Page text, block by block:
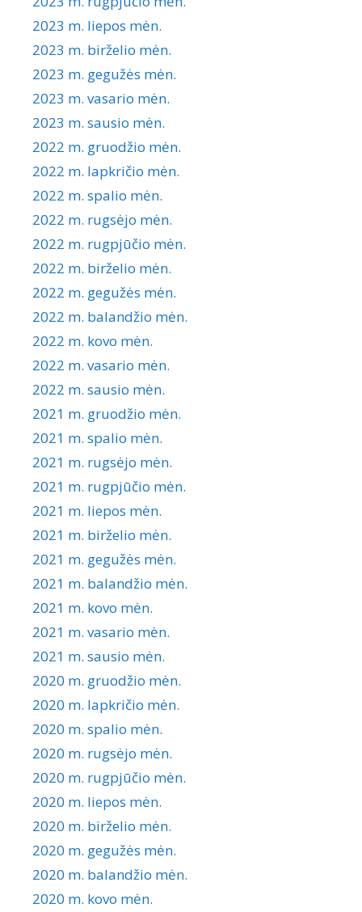
2023 m. liepos mėn.
2023 m. birželio mėn.
2023 m. gegužės mėn.
2023 m. vasario mėn.
2023 m. sausio mėn.
2022 m. gruodžio mėn.
2022 m. lapkričio mėn.
2022 m. spalio mėn.
2022 m. rugsėjo mėn.
2022 m. rugpjūčio mėn.
2022 m. birželio mėn.
2022 m. gegužės mėn.
2022 m. balandžio mėn.
2022 m. kovo mėn.
2022 m. vasario mėn.
2022 m. sausio mėn.
2021 m. gruodžio mėn.
2021 m. spalio mėn.
2021 m. rugsėjo mėn.
2021 m. rugpjūčio mėn.
2021 m. liepos mėn.
2021 m. birželio mėn.
2021 m. gegužės mėn.
2021 m. balandžio mėn.
2021 m. kovo mėn.
2021 m. vasario mėn.
2021 m. sausio mėn.
2020 m. gruodžio mėn.
2020 m. lapkričio mėn.
2020 m. spalio mėn.
2020 m. rugsėjo mėn.
2020 m. rugpjūčio mėn.
2020 m. liepos mėn.
2020 m. birželio mėn.
2020 m. gegužės mėn.
2020 m. balandžio mėn.
2020 m. kovo mėn.